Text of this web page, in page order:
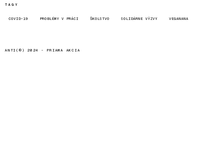
TAGY
COVID-19 PROBLÉMY V PRÁCI ŠKOLSTVO SOLIDÁRNE VÝZVY VEGANANA
ANTI(©) 2024 - PRIAMA AKCIA